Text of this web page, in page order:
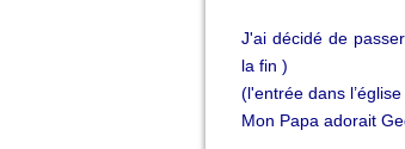
J'ai décidé de
la fin )
(l'entrée dans
Mon Papa adorait